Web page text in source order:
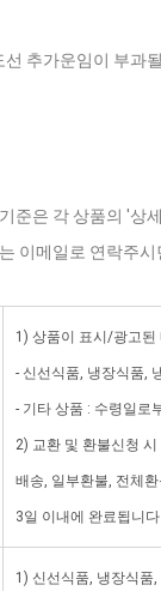
추가운임이 부과
준은 각 상품의 '상
이메일로 연락주
1) 상품이 표시/광고된
- 신선식품, 냉장식품,
- 기타 상품 : 수령일로
2) 교환 및 환불신청
배송, 일부환불, 전체
3일 이내에 완료됩니
1) 신선식품, 냉장식품